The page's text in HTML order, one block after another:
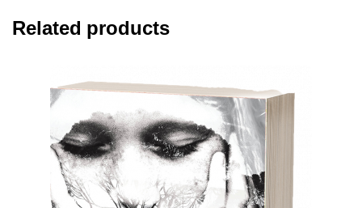
Related products